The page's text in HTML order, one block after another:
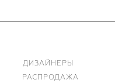
ДИЗАЙНЕРЫ
РАСПРОДАЖА